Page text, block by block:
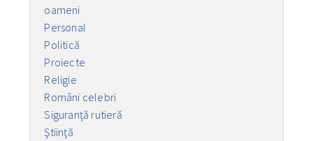
oameni
Personal
Politică
Proiecte
Religie
Români celebri
Siguranță rutieră
Ştiinţă